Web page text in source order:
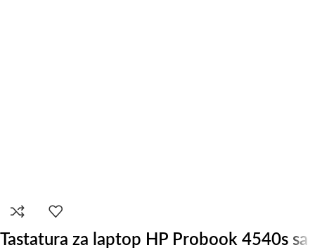
Tastatura za laptop HP Probook 4540s sa